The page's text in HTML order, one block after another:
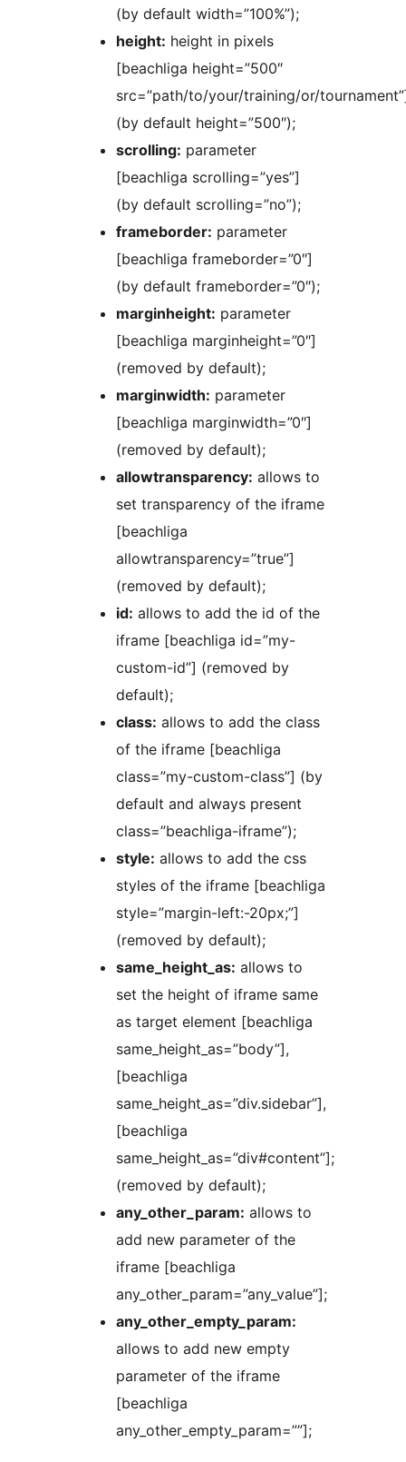
(by default width=”100%”);
height: height in pixels
[beachliga height=”500″
src=”path/to/your/training/or/
(by default height=”500″);
scrolling: parameter
[beachliga scrolling=”yes”]
(by default scrolling=”no”);
frameborder: parameter
[beachliga frameborder=”0″]
(by default frameborder=”0″);
marginheight: parameter
[beachliga marginheight=”0″]
(removed by default);
marginwidth: parameter
[beachliga marginwidth=”0″]
(removed by default);
allowtransparency: allows to
set transparency of the iframe
[beachliga
allowtransparency=”true”]
(removed by default);
id: allows to add the id of the
iframe [beachliga id=”my-
custom-id”] (removed by
default);
class: allows to add the class
of the iframe [beachliga
class=”my-custom-class”] (by
default and always present
class=”beachliga-iframe”);
style: allows to add the css
styles of the iframe [beachliga
style=”margin-left:-20px;”]
(removed by default);
same_height_as: allows to
set the height of iframe same
as target element [beachliga
same_height_as=”body”],
[beachliga
same_height_as=”div.sidebar”],
[beachliga
same_height_as=”div#content”];
(removed by default);
any_other_param: allows to
add new parameter of the
iframe [beachliga
any_other_param=”any_value”];
any_other_empty_param:
allows to add new empty
parameter of the iframe
[beachliga
any_other_empty_param=””];